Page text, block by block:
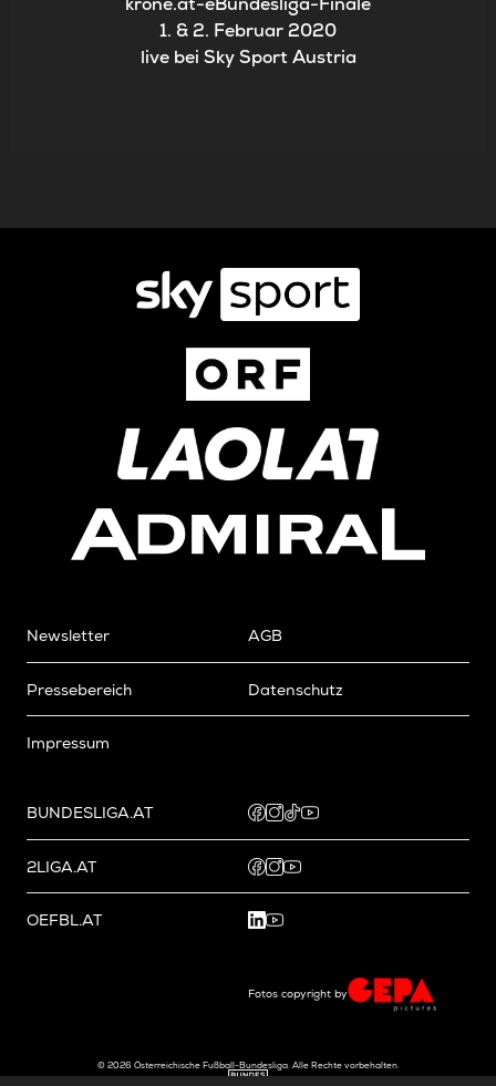
1. & 2. Februar 2020
live bei Sky Sport Austria
Newsletter
Pressebereich
Impressum
AGB
Datenschutz
BUNDESLIGA.AT
2LIGA.AT
OEFBL.AT
Fotos copyright by
© 2026 Österreichische Fußball-Bundesliga. Alle Rechte vorbehalten.